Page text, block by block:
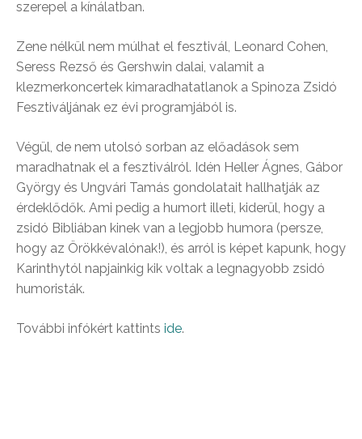
szerepel a kínálatban.
Zene nélkül nem múlhat el fesztivál, Leonard Cohen,
Seress Rezső és Gershwin dalai, valamit a
klezmerkoncertek kimaradhatatlanok a Spinoza Zsidó
Fesztiváljának ez évi programjából is.
Végül, de nem utolsó sorban az előadások sem
maradhatnak el a fesztiválról. Idén Heller Ágnes, Gábor
György és Ungvári Tamás gondolatait hallhatják az
érdeklődők. Ami pedig a humort illeti, kiderül, hogy a
zsidó Bibliában kinek van a legjobb humora (persze,
hogy az Örökkévalónak!), és arról is képet kapunk, hogy
Karinthytól napjainkig kik voltak a legnagyobb zsidó
humoristák.
További infókért kattints ide.